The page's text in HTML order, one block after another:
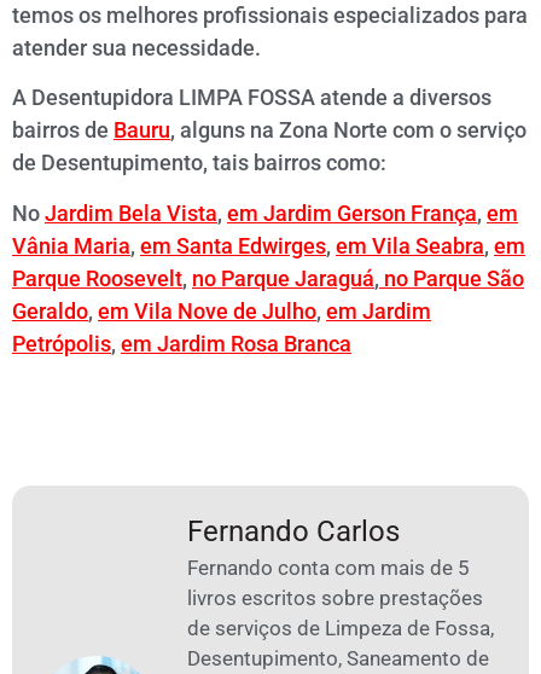
temos os melhores profissionais especializados para
atender sua necessidade.
A Desentupidora LIMPA FOSSA atende a diversos
bairros de Bauru, alguns na Zona Norte com o serviço
de Desentupimento, tais bairros como:
NoJardim Bela Vista, em Jardim Gerson França, em
Vânia Maria, em Santa Edwirges, em Vila Seabra, em
Parque Roosevelt, no Parque Jaraguá, no Parque São
Geraldo, em Vila Nove de Julho, em Jardim
Petrópolis, em Jardim Rosa Branca
Fernando Carlos
Fernando conta com mais de 5
livros escritos sobre prestações
de serviços de Limpeza de Fossa,
Desentupimento, Saneamento de